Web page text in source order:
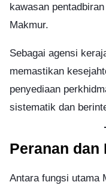
kawasan
Makmur.
Sebagai agensi
memastikan
penyediaan
sistematik dan
Peranan dan
Antara fungsi utama